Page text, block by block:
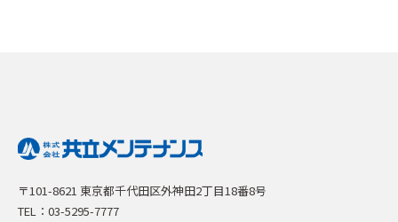
〒101-8621 東京都千代田区外神田2丁目18番8号
TEL：03-5295-7777